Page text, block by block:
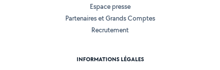
Espace presse
Partenaires et Grands Comptes
Recrutement
INFORMATIONS LÉGALES